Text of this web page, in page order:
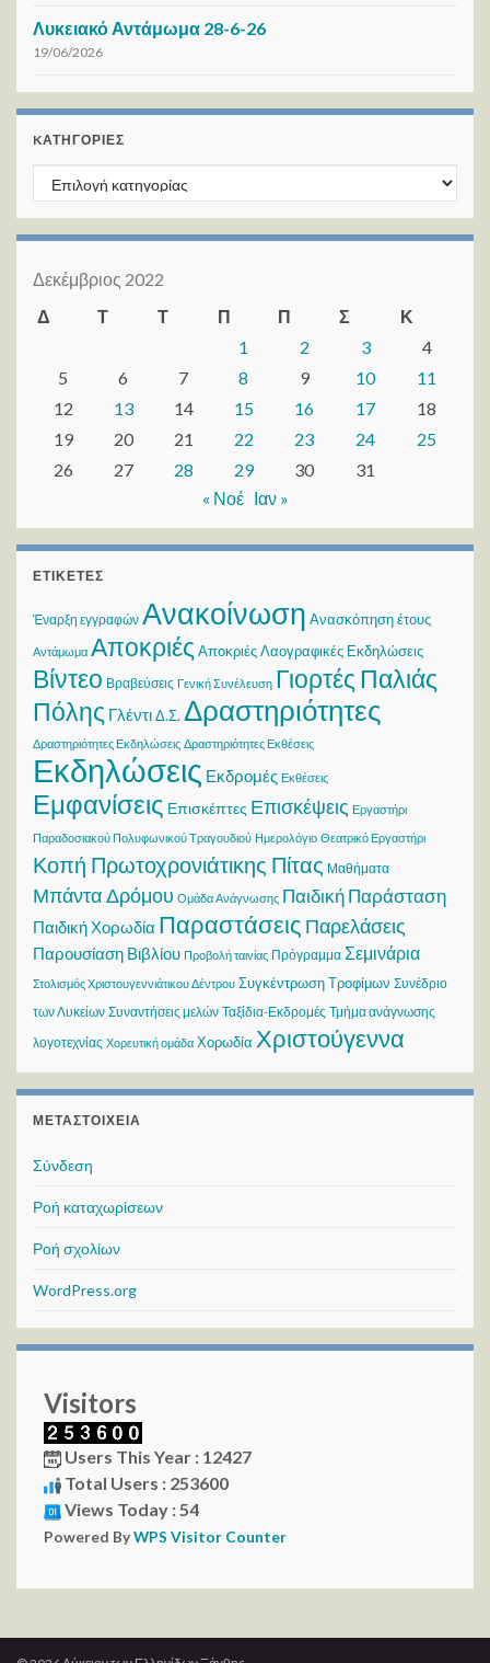
Λυκειακό Αντάμωμα 28-6-26
19/06/2026
KΑΤΗΓΟΡΊΕΣ
Kατηγορίες
Δεκέμβριος 2022
Δ
Τ Τ Π Π Σ
Κ
1
2 3
4
5
6 7 8 9 10
11
12
13 14 15 16 17
18
19
20 21 22 23 24
25
26
27 28 29 30
31
« Νοέ Ιαν »
ΕΤΙΚΈΤΕΣ
Έναρξη εγγραφών Ανακοίνωση Ανασκόπηση έτους
Αντάμωμα Αποκριές Αποκριές Λαογραφικές Εκδηλώσεις
Βίντεο Βραβεύσεις Γενική Συνέλευση Γιορτές Παλιάς
Πόλης ΓλέντιΔ.Σ. Δραστηριότητες
Δραστηριότητες Εκδηλώσεις Δραστηριότητες Εκθέσεις
Εκδηλώσεις Εκδρομές Εκθέσεις
Εμφανίσεις Επισκέπτες Επισκέψεις Εργαστήρι
Παραδοσιακού Πολυφωνικού Τραγουδιού Ημερολόγιο Θεατρικό Εργαστήρι
Κοπή Πρωτοχρονιάτικης Πίτας Μαθήματα
Μπάντα Δρόμου Ομάδα Ανάγνωσης Παιδική Παράσταση
Παιδική Χορωδία Παραστάσεις Παρελάσεις
Παρουσίαση Βιβλίου Προβολή ταινίας Πρόγραμμα Σεμινάρια
Στολισμός Χριστουγεννιάτικου Δέντρου Συγκέντρωση Τροφίμων Συνέδριο
των Λυκείων Συναντήσεις μελών Ταξίδια-Εκδρομές Τμήμα ανάγνωσης
λογοτεχνίας Χορευτική ομάδα Χορωδία Χριστούγεννα
ΜΕΤΑΣΤΟΙΧΕΊΑ
Σύνδεση
Ροή καταχωρίσεων
Ροή σχολίων
WordPress.org
Visitors
Users This Year : 12427
Total Users : 253600
Views Today : 54
Powered ByWPS Visitor Counter